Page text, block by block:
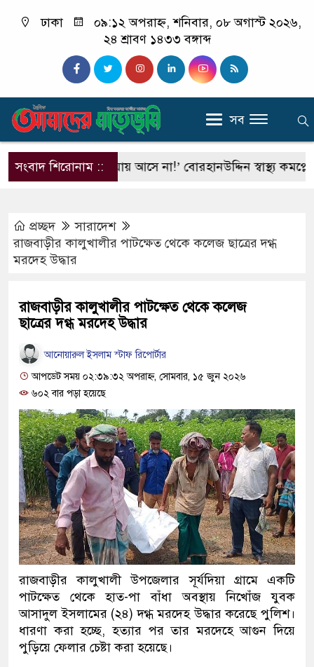
ঢাকা
০৯:১২ অপরাহ্ন, শনিবার, ০৮ অগাস্ট ২০২৬,
২৪ শ্রাবণ ১৪৩৩ বঙ্গাব্দ
সব
সংবাদ শিরোনাম ::
লেখায় কিছু যায় আসে না!’ বোরহানউদ্দিন স্বাস্থ্য কমপ্লেক্সে
প্রচ্ছদ
সারাদেশ
রাজবাড়ীর কালুখালীর পাটক্ষেত থেকে কলেজ ছাত্রের দগ্ধ
মরদেহ উদ্ধার
রাজবাড়ীর কালুখালীর পাটক্ষেত থেকে কলেজ
ছাত্রের দগ্ধ মরদেহ উদ্ধার
আনোয়ারুল ইসলাম স্টাফ রিপোর্টার
আপডেট সময় ০২:৩৯:৩২ অপরাহ্ন, সোমবার, ১৫ জুন ২০২৬
৬০২ বার পড়া হয়েছে
রাজবাড়ীর কালুখালী উপজেলার সূর্যদিয়া গ্রামে একটি
পাটক্ষেত থেকে হাত-পা বাঁধা অবস্থায় নিখোঁজ যুবক
আসাদুল ইসলামের (২৪) দগ্ধ মরদেহ উদ্ধার করেছে পুলিশ।
ধারণা করা হচ্ছে, হত্যার পর তার মরদেহে আগুন দিয়ে
পুড়িয়ে ফেলার চেষ্টা করা হয়েছে।